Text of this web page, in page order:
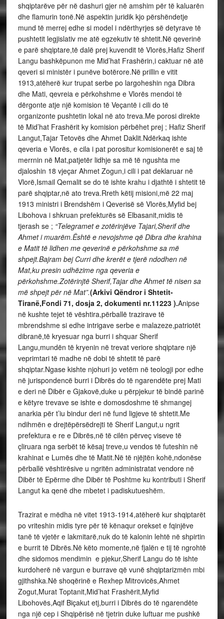
shqiptarëve për në dashuri gjer në amshim për të kaluarën
dhe flamurin tonë.Në aspektin juridik kjo përshëndetje
mund të merrej edhe si model i ndërthyrjes së detyrave të
pushtetit legjislativ me atë egzekutiv të shtetit.Në qeverinë
e parë shqiptare,të dalë prej kuvendit të Vlorës,Hafiz Sherif
Langu bashkëpunon me Mid’hat Frashërin,i caktuar në atë
qeveri si ministër i punëve botërore.Në prillin e vitit
1913,atëherë kur trupat serbe po largoheshin nga Dibra
dhe Mati, qevreia e përkohshme e Vlorës mendoi të
dërgonte atje një komision të Veçantë i cili do të
organizonte pushtetin lokal në ato treva.Me porosi direkte
të Mid’hat Frashërit ky komision përbëhet prej ; Hafiz Sherif
Langut,Tajar Tetovës dhe Ahmet Daklit.Ndërkaq ishte
qeveria e Vlorës, e cila i pat porositur komisionerët e saj të
merrnin në Mat,patjetër lidhje sa më të ngushta me
djaloshin 18 vjeçar Ahmet Zogun,i cili i pat deklaruar në
Vlorë,Ismail Qemalit se do të ishte krahu i djathtë i shtetit të
parë shqiptar,në ato treva.Rreth këtij misioni,më 22 maj
1913 ministri i Brendshëm i Qeverisë së Vlorës,Myfid bej
Libohova i shkruan prefekturës së Elbasanit,midis të
tjerash se ; “Telegramet e zotërinjëve Tajari,Sherif dhe
Ahmet i muarëm.Është e nevojshme që Dibra dhe krahina
e Matit të lidhen me qeverinë e përkohshme sa më
shpejt.Bajram bej Curri dhe krerët e tjerë ndodhen në
Mat,ku presin udhëzime nga qeveria e
përkohshme.Zotërinjtë Sherif,Tajar dhe Ahmet të nisen sa
më shpejt për në Mat”.(Arkivi Qëndror i Shtetit-
Tiranë,Fondi 71, dosja 2, dokumenti nr.11223 ).Anipse
në kushte tejet të vështira,përballë trazirave të
mbrendshme si edhe intrigave serbe e malazeze,patriotët
dibranë,të kryesuar nga burri i shquar Sherif
Langu,mundën të kryenin në trevat veriore shqiptare një
veprimtari të madhe në dobi të shtetit të parë
shqiptar.Ngase kishte njohuri jo vetëm në teologji por edhe
në jurispondencë burri i Dibrës do të ngarendëte prej Mati
e deri në Dibër e Gjakovë,duke u përpjekur të bindë parinë
e këtyre trevave se ishte e domosdoshme të shmangej
anarkia për t’iu bindur deri në fund ligjeve të shtetit.Me
ndihmën e drejtëpërsëdrejti të Sherif Langut,u ngrit
prefektura e re e Dibrës,në të cilën përveç viseve të
çliruara nga serbët të kësaj treve,u vendos të futeshin në
krahinat e Lumës dhe të Matit.Në të njëjtën kohë,ndonëse
përballë vështirësive u ngritën administratat vendore në
Dibër të Epërme dhe Dibër të Poshtme ku kontributi i Sherif
Langut ka qenë dhe mbetet i padiskutueshëm.
Trazirat e mëdha në vitet 1913-1914,atëherë kur shqiptarët
po vriteshin midis tyre për të kënaqur orekset e fqinjëve
tanë të vjetër e lakmitarë,nuk do të kalonin lehtë në shpirtin
e burrit të Dibrës.Në këto momente,në fjalën e tij të ngrohtë
dhe sidomos mendimin e pjekur,Sherif Langu do të ishte
kurdoherë në vargun e burrave që vunë shqiptarizmën mbi
gjithshka.Në shoqërinë e Rexhep Mitrovicës,Ahmet
Zogut,Murat Toptanit,Mid’hat Frashërit,Myfid
Libohovës,Aqif Biçakut etj,burri i Dibrës do të ngarendëte
nga një cep i Shqipërisë në tjetrin duke luftuar me pushkë